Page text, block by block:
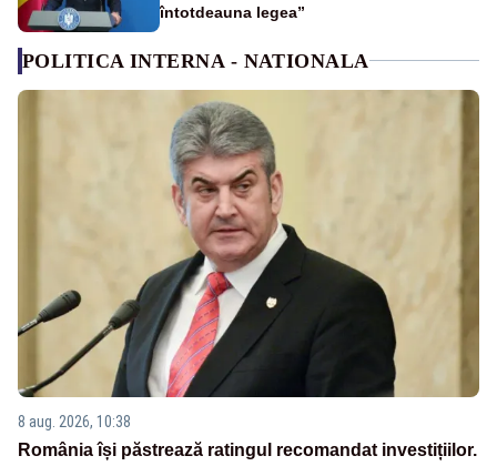
întotdeauna legea”
POLITICA INTERNA - NATIONALA
8 aug. 2026, 10:38
România își păstrează ratingul recomandat investițiilor.